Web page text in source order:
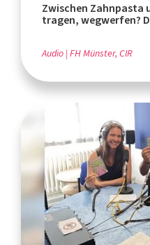
Zwischen Zahnpasta
tragen, wegwerfen?
Audio FH Münster, CIR